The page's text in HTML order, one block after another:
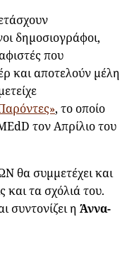
δημοσιογράφοι,
που
και αποτελούν μέλη
, το οποίο
τον Απρίλιο του
θα συμμετέχει και
και τα σχόλιά του.
συντονίζει η Άννα-